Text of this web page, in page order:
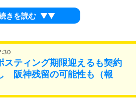
きを読む ▼▼
スティング期限迎えるも契約
阪神残留の可能性も（報